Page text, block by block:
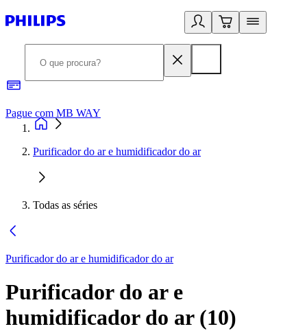
Pague com MB WAY
Purificador do ar e humidificador do ar
Todas as séries
Purificador do ar e humidificador do ar
Purificador do ar e
humidificador do ar(10)